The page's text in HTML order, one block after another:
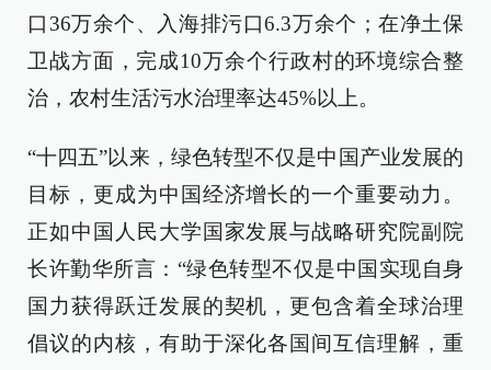
口36万余个、入海排污口6.3万余个；在净土保
卫战方面，完成10万余个行政村的环境综合整
治，农村生活污水治理率达45%以上。
“十四五”以来，绿色转型不仅是中国产业发展的
目标，更成为中国经济增长的一个重要动力。
正如中国人民大学国家发展与战略研究院副院
长许勤华所言：“绿色转型不仅是中国实现自身
国力获得跃迁发展的契机，更包含着全球治理
倡议的内核，有助于深化各国间互信理解，重